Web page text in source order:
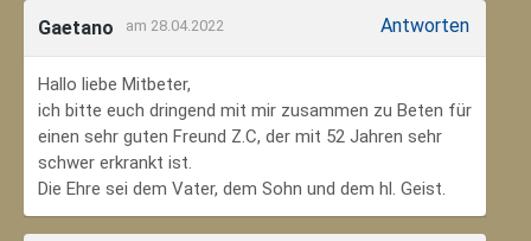
Gaetano am 28.04.2022 Antworten
Hallo liebe Mitbeter,
ich bitte euch dringend mit mir zusammen zu Beten für
einen sehr guten Freund Z.C, der mit 52 Jahren sehr
schwer erkrankt ist.
Die Ehre sei dem Vater, dem Sohn und dem hl. Geist.